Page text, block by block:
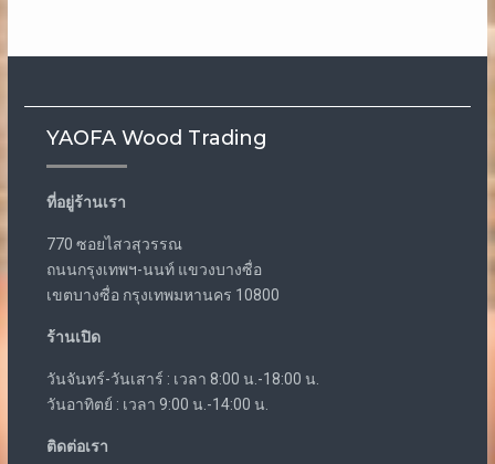
YAOFA Wood Trading
ที่อยู่ร้านเรา
770 ซอยไสวสุวรรณ
ถนนกรุงเทพฯ-นนท์ แขวงบางซื่อ
เขตบางซื่อ กรุงเทพมหานคร 10800
ร้านเปิด
วันจันทร์-วันเสาร์ : เวลา 8:00 น.-18:00 น.
วันอาทิตย์ : เวลา 9:00 น.-14:00 น.
ติดต่อเรา